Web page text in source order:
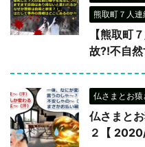
熊取町７人
【熊取町
故?!不自
仏さまとお
仏さまと
２【